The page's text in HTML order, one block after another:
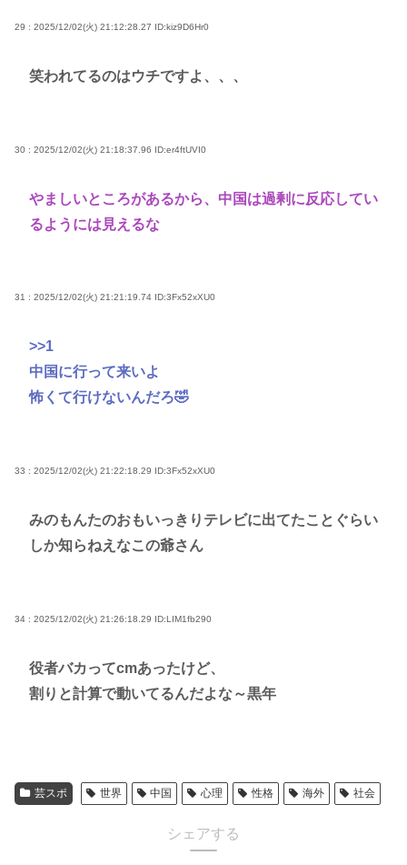
29 : 2025/12/02(火) 21:12:28.27 ID:kiz9D6Hr0
笑われてるのはウチですよ、、、
30 : 2025/12/02(火) 21:18:37.96 ID:er4ftUVI0
やましいところがあるから、中国は過剰に反応してい
るようには見えるな
31 : 2025/12/02(火) 21:21:19.74 ID:3Fx52xXU0
>>1
中国に行って来いよ
怖くて行けないんだろ🤣
33 : 2025/12/02(火) 21:22:18.29 ID:3Fx52xXU0
みのもんたのおもいっきりテレビに出てたことぐらい
しか知らねえなこの爺さん
34 : 2025/12/02(火) 21:26:18.29 ID:LIM1fb290
役者バカってcmあったけど、
割りと計算で動いてるんだよな～黒年
芸スポ 世界 中国 心理 性格 海外 社会
シェアする